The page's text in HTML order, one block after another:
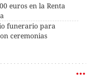
euros en la Renta
funerario para
ceremonias